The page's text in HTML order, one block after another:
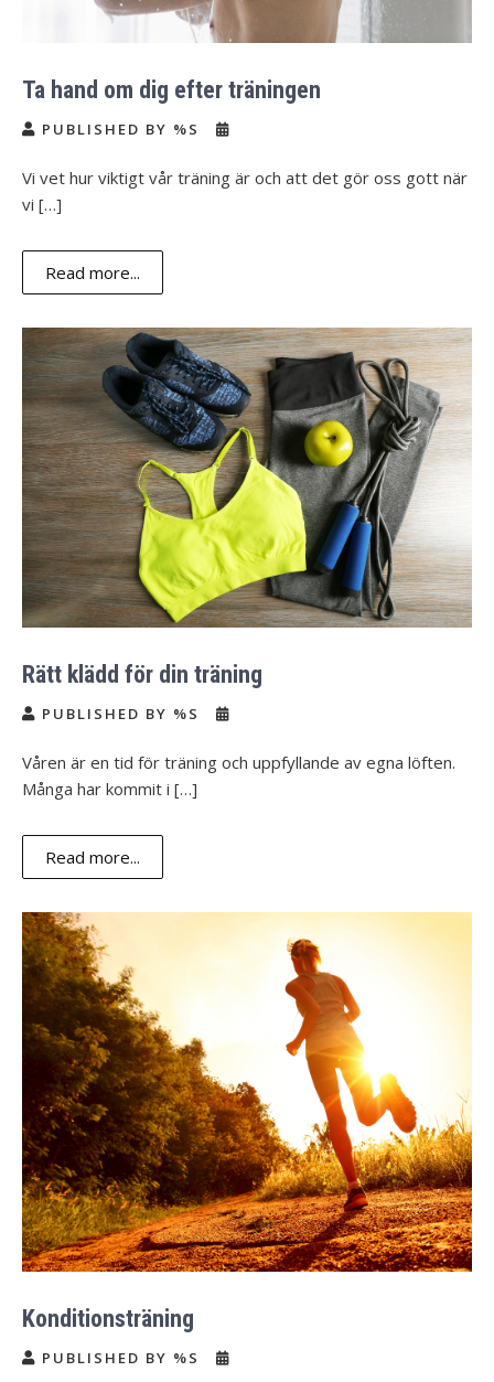
Ta hand om dig efter träningen
PUBLISHED BY %S
Vi vet hur viktigt vår träning är och att det gör oss gott när
vi […]
Read more...
Rätt klädd för din träning
PUBLISHED BY %S
Våren är en tid för träning och uppfyllande av egna löften.
Många har kommit i […]
Read more...
Konditionsträning
PUBLISHED BY %S